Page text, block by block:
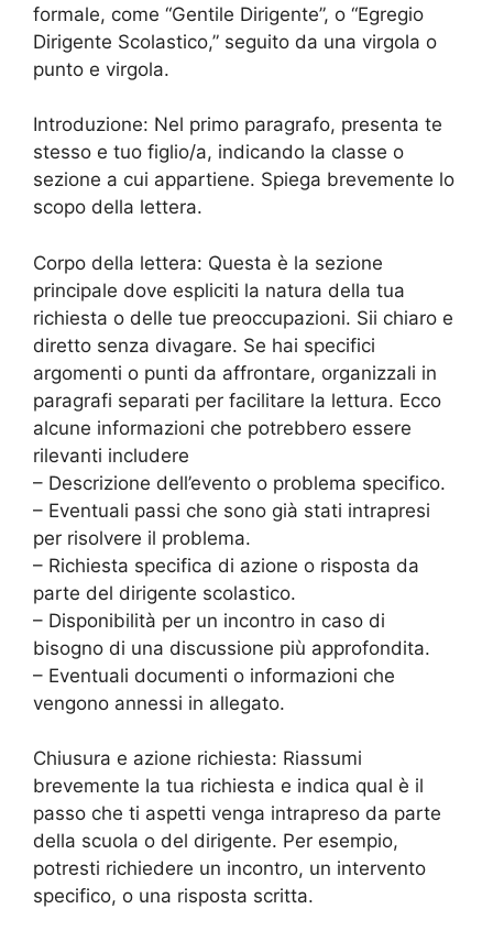
formale, come “Gentile Dirigente”, o “Egregio
Dirigente Scolastico,” seguito da una virgola o
punto e virgola.
Introduzione: Nel primo paragrafo, presenta te
stesso e tuo figlio/a, indicando la classe o
sezione a cui appartiene. Spiega brevemente lo
scopo della lettera.
Corpo della lettera: Questa è la sezione
principale dove espliciti la natura della tua
richiesta o delle tue preoccupazioni. Sii chiaro e
diretto senza divagare. Se hai specifici
argomenti o punti da affrontare, organizzali in
paragrafi separati per facilitare la lettura. Ecco
alcune informazioni che potrebbero essere
rilevanti includere
– Descrizione dell’evento o problema specifico.
– Eventuali passi che sono già stati intrapresi
per risolvere il problema.
– Richiesta specifica di azione o risposta da
parte del dirigente scolastico.
– Disponibilità per un incontro in caso di
bisogno di una discussione più approfondita.
– Eventuali documenti o informazioni che
vengono annessi in allegato.
Chiusura e azione richiesta: Riassumi
brevemente la tua richiesta e indica qual è il
passo che ti aspetti venga intrapreso da parte
della scuola o del dirigente. Per esempio,
potresti richiedere un incontro, un intervento
specifico, o una risposta scritta.